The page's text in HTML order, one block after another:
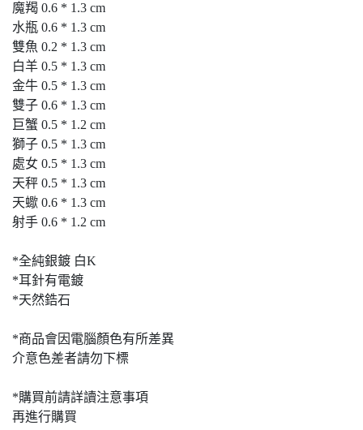
魔羯 0.6 * 1.3 cm
水瓶 0.6 * 1.3 cm
雙魚 0.2 * 1.3 cm
白羊 0.5 * 1.3 cm
金牛 0.5 * 1.3 cm
雙子 0.6 * 1.3 cm
巨蟹 0.5 * 1.2 cm
獅子 0.5 * 1.3 cm
處女 0.5 * 1.3 cm
天秤 0.5 * 1.3 cm
天蠍 0.6 * 1.3 cm
射手 0.6 * 1.2 cm
*全純銀鍍 白K
*耳針有電鍍
*天然鋯石
*商品會因電腦顏色有所差異
介意色差者請勿下標
*購買前請詳讀注意事項
再進行購買